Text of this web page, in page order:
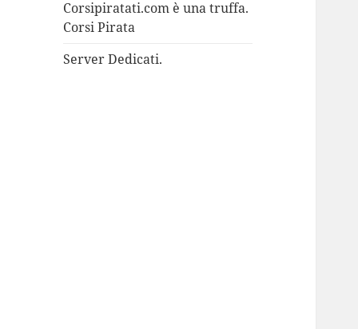
Corsipiratati.com è una truffa.
Corsi Pirata
Server Dedicati.